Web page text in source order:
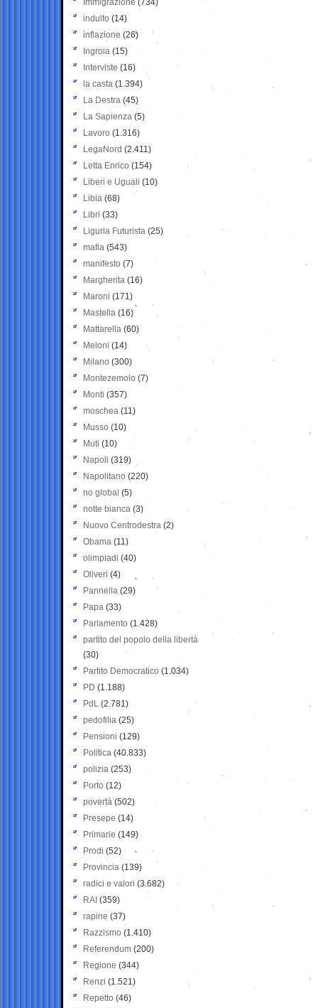
Immigrazione (734)
indulto (14)
inflazione (26)
Ingroia (15)
Interviste (16)
la casta (1.394)
La Destra (45)
La Sapienza (5)
Lavoro (1.316)
LegaNord (2.411)
Letta Enrico (154)
Liberi e Uguali (10)
Libia (68)
Libri (33)
Liguria Futurista (25)
mafia (543)
manifesto (7)
Margherita (16)
Maroni (171)
Mastella (16)
Mattarella (60)
Meloni (14)
Milano (300)
Montezemolo (7)
Monti (357)
moschea (11)
Musso (10)
Muti (10)
Napoli (319)
Napolitano (220)
no global (5)
notte bianca (3)
Nuovo Centrodestra (2)
Obama (11)
olimpiadi (40)
Oliveri (4)
Pannella (29)
Papa (33)
Parlamento (1.428)
partito del popolo della libertà
(30)
Partito Democratico (1.034)
PD (1.188)
PdL (2.781)
pedofilia (25)
Pensioni (129)
Politica (40.833)
polizia (253)
Porto (12)
povertà (502)
Presepe (14)
Primarie (149)
Prodi (52)
Provincia (139)
radici e valori (3.682)
RAI (359)
rapine (37)
Razzismo (1.410)
Referendum (200)
Regione (344)
Renzi (1.521)
Repetto (46)